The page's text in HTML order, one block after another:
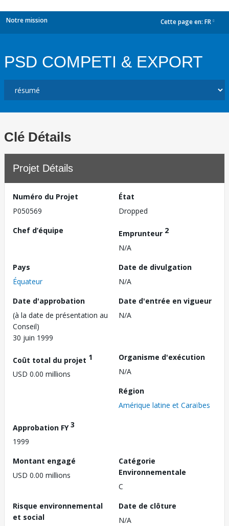
Notre mission Cette page en: FR
PSD COMPETI & EXPORT
Clé Détails
Projet Détails
Numéro du Projet
P050569
État
Dropped
Chef d’équipe
Emprunteur 2
N/A
Pays
Équateur
Date de divulgation
N/A
Date d'approbation
(à la date de présentation au
Conseil)
30 juin 1999
Date d'entrée en vigueur
N/A
Coût total du projet 1
USD 0.00 millions
Organisme d'exécution
N/A
Région
Amérique latine et Caraïbes
Approbation FY3
1999
Montant engagé
USD 0.00 millions
Catégorie
Environnementale
C
Risque environnemental
et social
Date de clôture
N/A